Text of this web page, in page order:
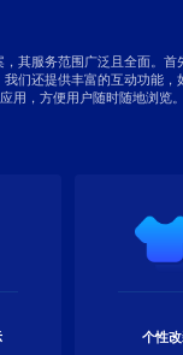
其服务范围广泛且全面。
们还提供丰富的互动功能
用，方便用户随时随地浏览
个性